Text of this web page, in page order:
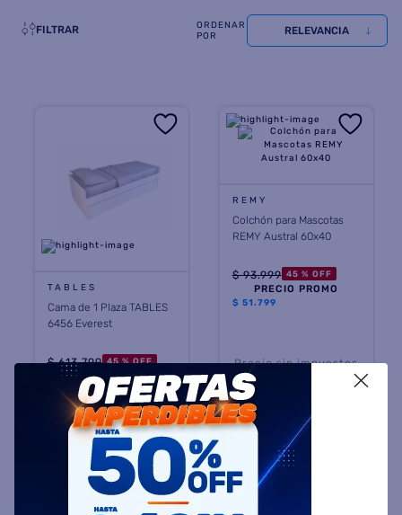
FILTRAR RELEVANCIA
TABLES
Cama de 1 Plaza TABLES
6456 Everest
$ 613.799 45 % OFF
PRECIO CONTADO
338.999
Precio sin impuestos
nacionales $ 280.164
COMPRAR
REMY
Colchón para Mascotas
REMY Austral 60x40
$ 93.999 45 % OFF
PRECIO PROMO
$ 51.799
Precio sin impuestos
nacionales $ 42.809
12cuotas sin interés
de$ 4316,58
COMPRAR
X
8. termotanque